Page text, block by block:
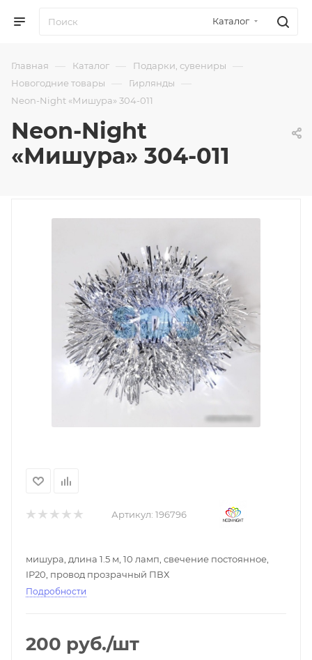
Каталог
Главная — Каталог — Подарки, сувениры —
Новогодние товары — Гирлянды —
Neon-Night «Мишура» 304-011
Neon-Night
«Мишура» 304-011
Артикул: 196796
мишура, длина 1.5 м, 10 ламп, свечение постоянное,
IP20, провод прозрачный ПВХ
Подробности
200 руб./шт